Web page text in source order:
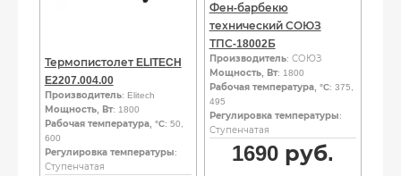
Термопистолет ELITECH
E2207.004.00
Производитель: Elitech
Мощность, Вт: 1800
Рабочая температура, °C: 50,
600
Регулировка температуры:
Ступенчатая
Фен-барбекю
технический СОЮЗ
ТПС-18002Б
Производитель: СОЮЗ
Мощность, Вт: 1800
Рабочая температура, °C: 375,
495
Регулировка температуры:
Ступенчатая
1690руб.